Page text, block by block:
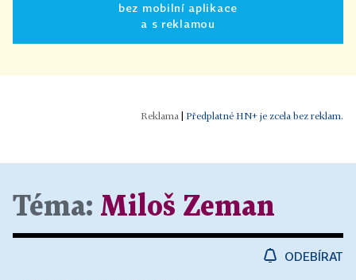
bez mobilní aplikace
a s reklamou
Předplatné HN+ je zcela bez reklam.
Téma: Miloš Zeman
ODEBÍRAT